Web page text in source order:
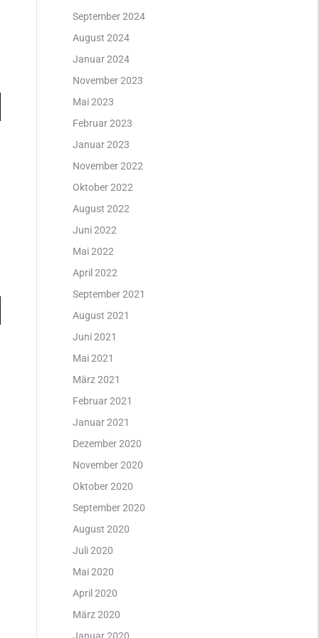
September 2024
August 2024
Januar 2024
November 2023
Mai 2023
Februar 2023
Januar 2023
November 2022
Oktober 2022
August 2022
Juni 2022
Mai 2022
April 2022
September 2021
August 2021
Juni 2021
Mai 2021
März 2021
Februar 2021
Januar 2021
Dezember 2020
November 2020
Oktober 2020
September 2020
August 2020
Juli 2020
Mai 2020
April 2020
März 2020